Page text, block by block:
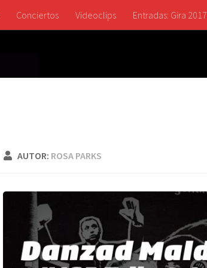
Conciertos Videoclips Entradas: Gira 2017
AUTOR: ROSA PARKS